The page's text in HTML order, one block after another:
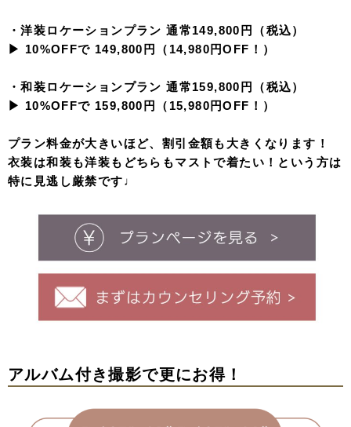
・洋装ロケーションプラン 通常149,800円（税込）
▶︎ 10%OFFで 149,800円（14,980円OFF！）
・和装ロケーションプラン 通常159,800円（税込）
▶︎ 10%OFFで 159,800円（15,980円OFF！）
プラン料金が大きいほど、割引金額も大きくなります！
衣装は和装も洋装もどちらもマストで着たい！という方は
特に見逃し厳禁です♩
アルバム付き撮影で更にお得！